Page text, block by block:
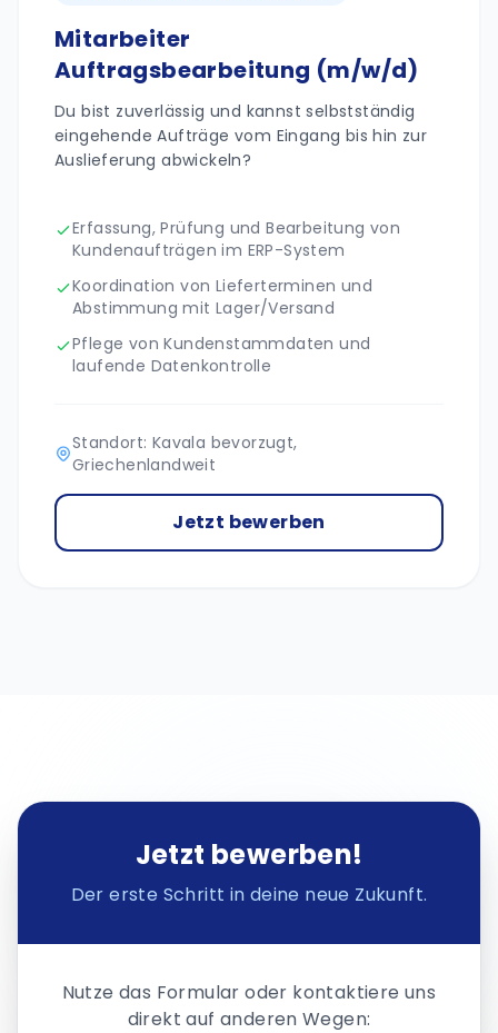
Mitarbeiter
Auftragsbearbeitung (m/w/d)
Du bist zuverlässig und kannst selbstständig
eingehende Aufträge vom Eingang bis hin zur
Auslieferung abwickeln?
Erfassung, Prüfung und Bearbeitung von
Kundenaufträgen im ERP-System
Koordination von Lieferterminen und
Abstimmung mit Lager/Versand
Pflege von Kundenstammdaten und
laufende Datenkontrolle
Standort: Kavala bevorzugt,
Griechenlandweit
Jetzt bewerben
Jetzt bewerben!
Der erste Schritt in deine neue Zukunft.
Nutze das Formular oder kontaktiere uns
direkt auf anderen Wegen: